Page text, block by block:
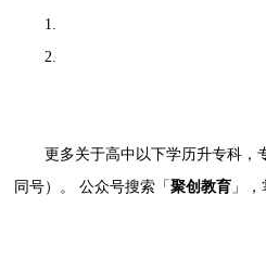
1.
2.
更多关于高中以下学历升专科，
同号）。 公众号搜索「 聚创教育 」